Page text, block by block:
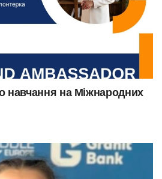
навчання на Міжнародних